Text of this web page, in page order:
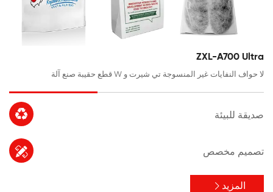
ZXL-A700 Ultra
لا حواف النفايات غير المنسوجة تي شيرت و W قطع حقيبة صنع آلة
 صديقة للبيئة
 تصميم مخصص
المزيد 